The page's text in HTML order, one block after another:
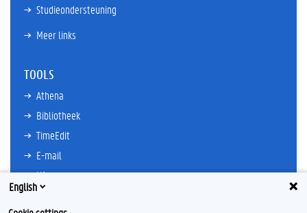
Studieondersteuning
Meer links
TOOLS
Athena
Bibliotheek
TimeEdit
E-mail
Ufora
Oasis
English